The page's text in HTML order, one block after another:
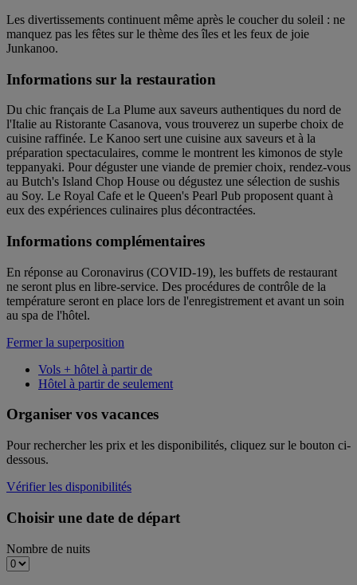
Les divertissements continuent même après le coucher du soleil : ne
manquez pas les fêtes sur le thème des îles et les feux de joie
Junkanoo.
Informations sur la restauration
Du chic français de La Plume aux saveurs authentiques du nord de
l'Italie au Ristorante Casanova, vous trouverez un superbe choix de
cuisine raffinée. Le Kanoo sert une cuisine aux saveurs et à la
préparation spectaculaires, comme le montrent les kimonos de style
teppanyaki. Pour déguster une viande de premier choix, rendez-vous
au Butch's Island Chop House ou dégustez une sélection de sushis
au Soy. Le Royal Cafe et le Queen's Pearl Pub proposent quant à
eux des expériences culinaires plus décontractées.
Informations complémentaires
En réponse au Coronavirus (COVID-19), les buffets de restaurant
ne seront plus en libre-service. Des procédures de contrôle de la
température seront en place lors de l'enregistrement et avant un soin
au spa de l'hôtel.
Fermer la superposition
Vols + hôtel à partir de
Hôtel à partir de seulement
Organiser vos vacances
Pour rechercher les prix et les disponibilités, cliquez sur le bouton ci-
dessous.
Vérifier les disponibilités
Choisir une date de départ
Nombre de nuits